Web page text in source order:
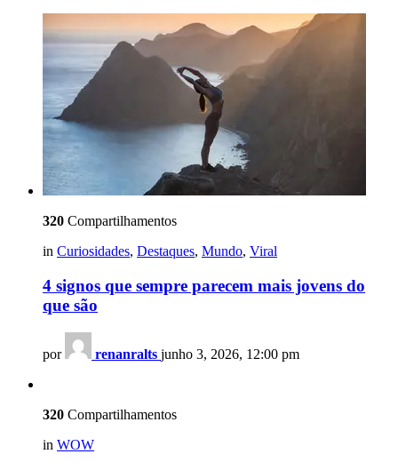
320 Compartilhamentos
in Curiosidades, Destaques, Mundo, Viral
4 signos que sempre parecem mais jovens do
que são
por renanralts junho 3, 2026, 12:00 pm
320 Compartilhamentos
in WOW